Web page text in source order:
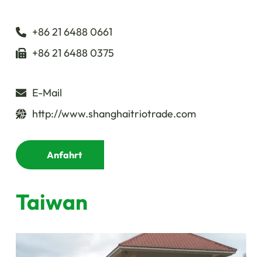
+86 21 6488 0661
+86 21 6488 0375
E-Mail
http://www.shanghaitriotrade.com
Anfahrt
Taiwan